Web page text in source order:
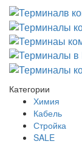
Категории
Химия
Кабель
Стройка
SALE